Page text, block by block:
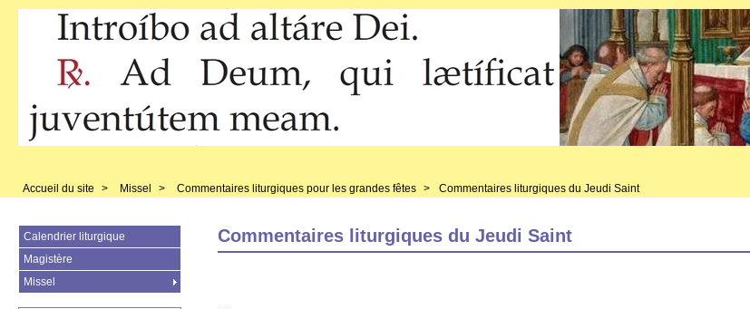
Accueil du site > Missel > Commentaires liturgiques pour les grandes fêtes > Commentaires liturgiques du Jeudi Saint
Commentaires liturgiques du Jeudi Saint
Calendrier liturgique
Magistère
Missel